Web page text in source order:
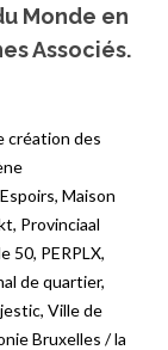
Monde en
Associés.
création des
Maison
Provinciaal
50, PERPLX,
de quartier,
Ville de
Bruxelles / la